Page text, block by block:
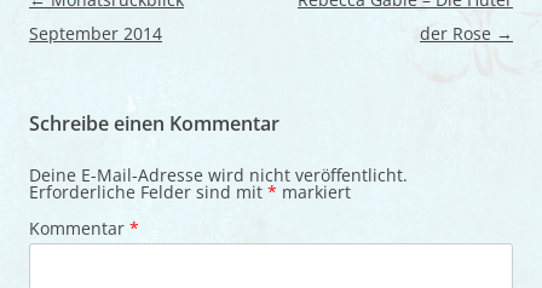
September 2014
der Rose →
Schreibe einen Kommentar
Deine E-Mail-Adresse wird nicht veröffentlicht.
Erforderliche Felder sind mit * markiert
Kommentar *